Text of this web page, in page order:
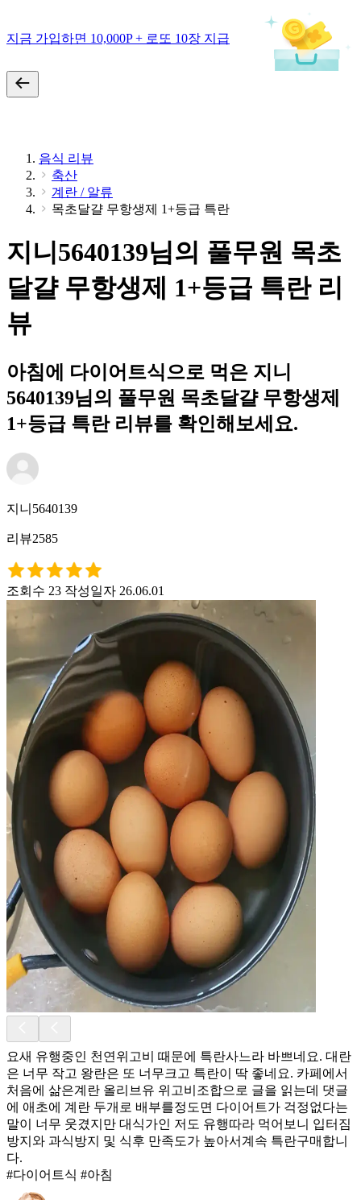
지금 가입하면 10,000P + 로또 10장 지급
음식 리뷰
축산
계란 / 알류
목초달걀 무항생제 1+등급 특란
지니5640139님의 풀무원 목초
달걀 무항생제 1+등급 특란 리
뷰
아침에 다이어트식으로 먹은 지니
5640139님의 풀무원 목초달걀 무항생제
1+등급 특란 리뷰를 확인해보세요.
지니5640139
리뷰2585
조회수 23 작성일자 26.06.01
요새 유행중인 천연위고비 때문에 특란사느라 바쁘네요. 대란
은 너무 작고 왕란은 또 너무크고 특란이 딱 좋네요. 카페에서
처음에 삶은계란 올리브유 위고비조합으로 글을 읽는데 댓글
에 애초에 계란 두개로 배부를정도면 다이어트가 걱정없다는
말이 너무 웃겼지만 대식가인 저도 유행따라 먹어보니 입터짐
방지와 과식방지 및 식후 만족도가 높아서계속 특란구매합니
다.
#다이어트식 #아침